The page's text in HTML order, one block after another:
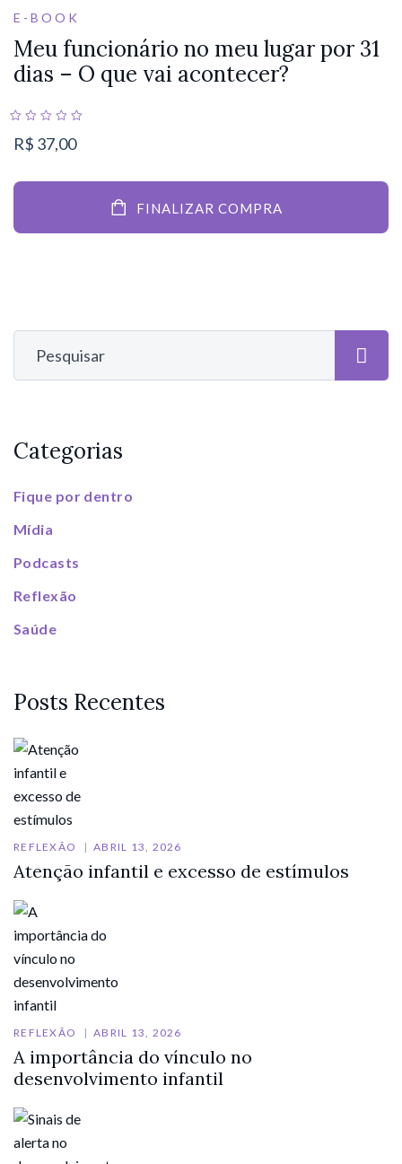
E-BOOK
Meu funcionário no meu lugar por 31
dias – O que vai acontecer?
R$ 37,00
FINALIZAR COMPRA
Categorias
Fique por dentro
Mídia
Podcasts
Reflexão
Saúde
Posts Recentes
REFLEXÃO ABRIL 13, 2026
Atenção infantil e excesso de estímulos
REFLEXÃO ABRIL 13, 2026
A importância do vínculo no
desenvolvimento infantil